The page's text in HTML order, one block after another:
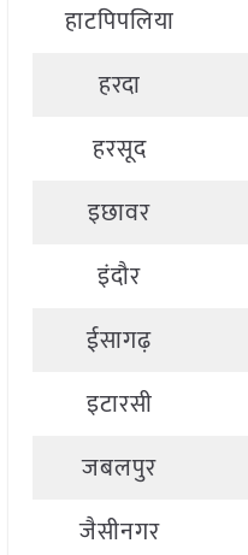
हाटपिपलिया
हरदा
हरसूद
इछावर
इंदौर
ईसागढ़
इटारसी
जबलपुर
जैसीनगर